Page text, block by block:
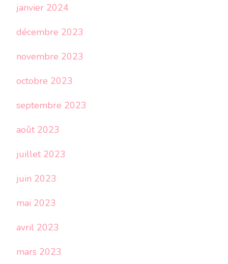
janvier 2024
décembre 2023
novembre 2023
octobre 2023
septembre 2023
août 2023
juillet 2023
juin 2023
mai 2023
avril 2023
mars 2023